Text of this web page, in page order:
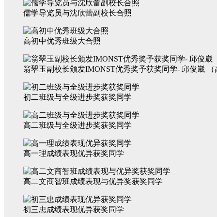
儒学导览员与沈欣蕾副校长合照
高初中优秀班级大合照
翁翠玉副校长颁发IMONST优秀奖予获奖同学- 邱俊崴 （
初二班级与全级进步奖获奖同学
高二班级与全级进步奖获奖同学
高一理成绩表现优异获奖同学
高二文商智班成绩表现与优异奖获奖同学
初三忠成绩表现优异获奖同学